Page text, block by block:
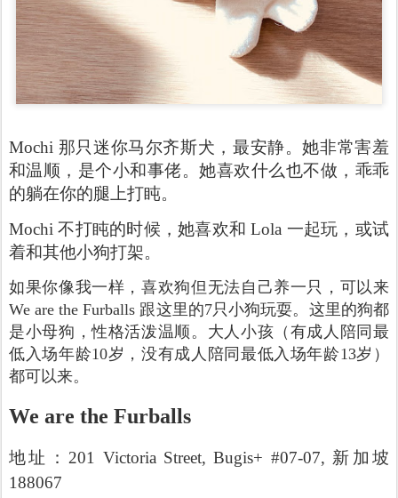
Mochi 那只迷你马尔齐斯犬，最安静。她非常害羞
和温顺，是个小和事佬。她喜欢什么也不做，乖乖
的躺在你的腿上打盹。
Mochi 不打盹的时候，她喜欢和 Lola 一起玩，或试
着和其他小狗打架。
如果你像我一样，喜欢狗但无法自己养一只，可以来
We are the Furballs 跟这里的7只小狗玩耍。这里的狗都
是小母狗，性格活泼温顺。大人小孩（有成人陪同最
低入场年龄10岁，没有成人陪同最低入场年龄13岁）
都可以来。
We are the Furballs
地址：201 Victoria Street, Bugis+ #07-07, 新加坡
188067